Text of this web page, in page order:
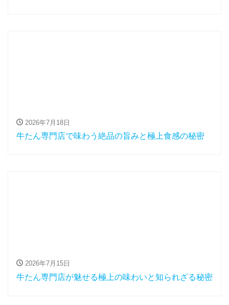
2026年7月18日
牛たん専門店で味わう絶品の旨みと極上食感の秘密
2026年7月15日
牛たん専門店が魅せる極上の味わいと知られざる秘密